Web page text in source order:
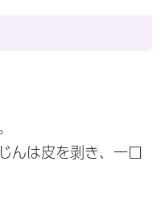
んは皮を剥き、一口